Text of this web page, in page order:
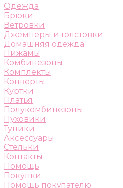
Одежда
Брюки
Ветровки
Джемперы и толстовки
Домашняя одежда
Пижамы
Комбинезоны
Комплекты
Конверты
Куртки
Платья
Полукомбинезоны
Пуховики
Туники
Аксессуары
Стельки
Контакты
Помощь
Покупки
Помощь покупателю